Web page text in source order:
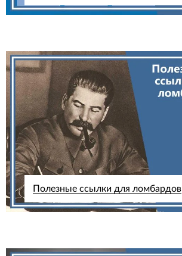
Полезные ссылки для ломбардов